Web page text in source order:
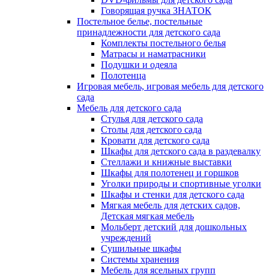
Говорящая ручка ЗНАТОК
Постельное белье, постельные
принадлежности для детского сада
Комплекты постельного белья
Матрасы и наматрасники
Подушки и одеяла
Полотенца
Игровая мебель, игровая мебель для детского
сада
Мебель для детского сада
Стулья для детского сада
Столы для детского сада
Кровати для детского сада
Шкафы для детского сада в раздевалку
Стеллажи и книжные выставки
Шкафы для полотенец и горшков
Уголки природы и спортивные уголки
Шкафы и стенки для детского сада
Мягкая мебель для детских садов,
Детская мягкая мебель
Мольберт детский для дошкольных
учреждений
Сушильные шкафы
Системы хранения
Мебель для ясельных групп